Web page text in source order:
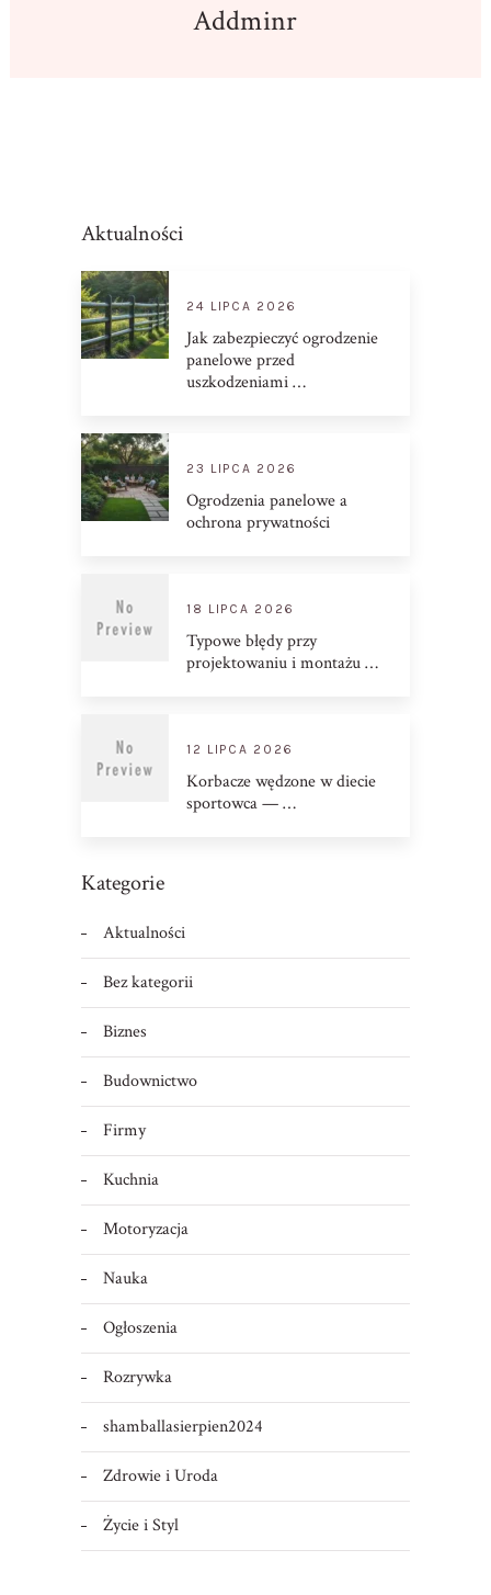
Addminr
Aktualności
24 LIPCA 2026
Jak zabezpieczyć ogrodzenie
panelowe przed
uszkodzeniami …
23 LIPCA 2026
Ogrodzenia panelowe a
ochrona prywatności
18 LIPCA 2026
Typowe błędy przy
projektowaniu i montażu …
12 LIPCA 2026
Korbacze wędzone w diecie
sportowca — …
Kategorie
Aktualności
Bez kategorii
Biznes
Budownictwo
Firmy
Kuchnia
Motoryzacja
Nauka
Ogłoszenia
Rozrywka
shamballasierpien2024
Zdrowie i Uroda
Życie i Styl